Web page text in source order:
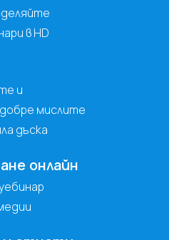
в HD
и
мислите
дъска
онлайн